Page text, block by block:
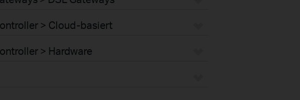
> Cloud-basiert
> Hardware